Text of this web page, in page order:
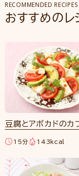
RECOMMENDED RECIPES
おすすめのレ
豆腐とアボカドのカ
15分 143kcal